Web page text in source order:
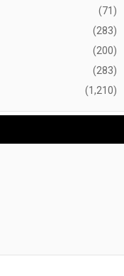
(71)
(283)
(200)
(283)
(1,210)